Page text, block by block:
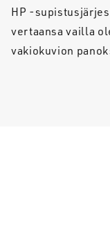
HP -
vertaansa vailla
vakiokuvion